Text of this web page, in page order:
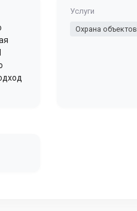
Услуги
Охрана объектов